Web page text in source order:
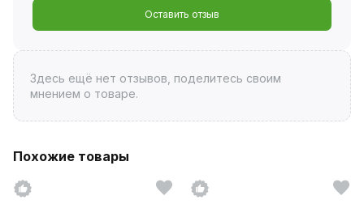
Оставить отзыв
Здесь ещё нет отзывов, поделитесь своим
мнением о товаре.
Похожие товары